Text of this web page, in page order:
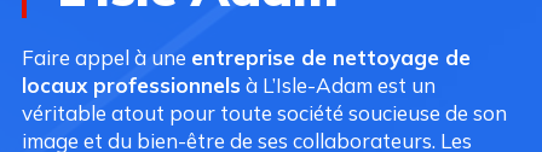
Faire appel à une entreprise de nettoyage de
locaux professionnels à L’Isle-Adam est un
véritable atout pour toute société soucieuse de son
image et du bien-être de ses collaborateurs. Les